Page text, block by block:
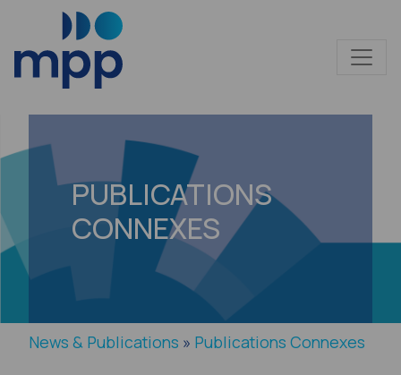
PUBLICATIONS
CONNEXES
News & Publications » Publications Connexes